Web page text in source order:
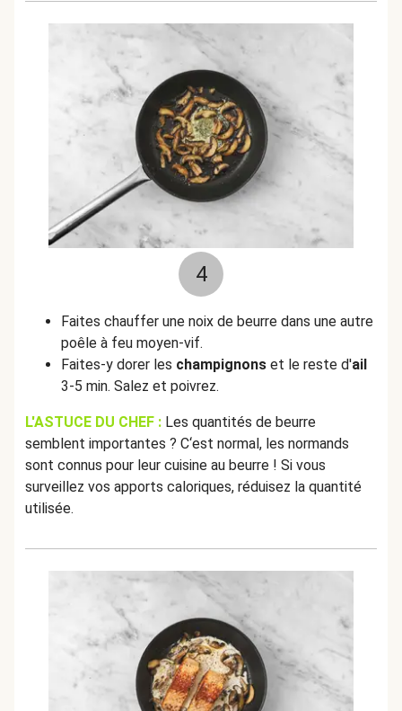
4
Faites chauffer une noix de beurre dans une autre
poêle à feu moyen-vif.
Faites-y dorer les champignons et le reste d'ail
3-5 min. Salez et poivrez.
L'ASTUCE DU CHEF : Les quantités de beurre
semblent importantes ? C‘est normal, les normands
sont connus pour leur cuisine au beurre ! Si vous
surveillez vos apports caloriques, réduisez la quantité
utilisée.